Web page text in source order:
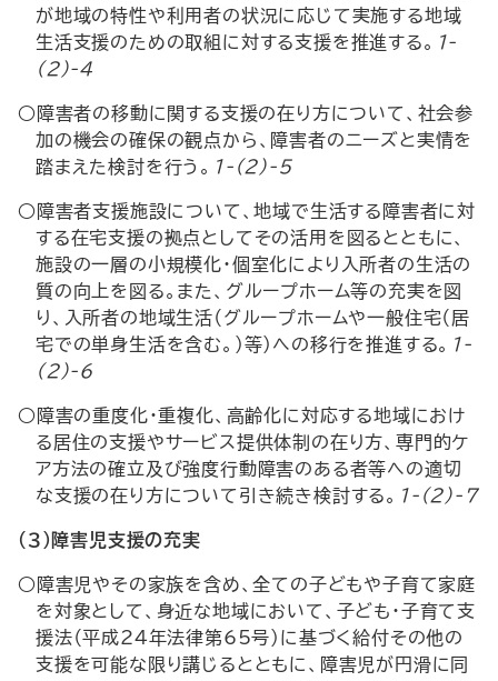
が地域の特性や利用者の状況に応じて実施する地域
生活支援のための取組に対する支援を推進する。 1-
(2)-4
○障害者の移動に関する支援の在り方について、社会参
加の機会の確保の観点から、障害者のニーズと実情を
踏まえた検討を行う。 1-(2)-5
○障害者支援施設について、地域で生活する障害者に対
する在宅支援の拠点としてその活用を図るとともに、
施設の一層の小規模化・個室化により入所者の生活の
質の向上を図る。また、グループホーム等の充実を図
り、入所者の地域生活（グループホームや一般住宅（居
宅での単身生活を含む。）等）への移行を推進する。 1-
(2)-6
○障害の重度化・重複化、高齢化に対応する地域におけ
る居住の支援やサービス提供体制の在り方、専門的ケ
ア方法の確立及び強度行動障害のある者等への適切
な支援の在り方について引き続き検討する。 1-(2)-7
（３）障害児支援の充実
○障害児やその家族を含め、全ての子どもや子育て家庭
を対象として、身近な地域において、子ども・子育て支
援法（平成24年法律第65号）に基づく給付その他の
支援を可能な限り講じるとともに、障害児が円滑に同